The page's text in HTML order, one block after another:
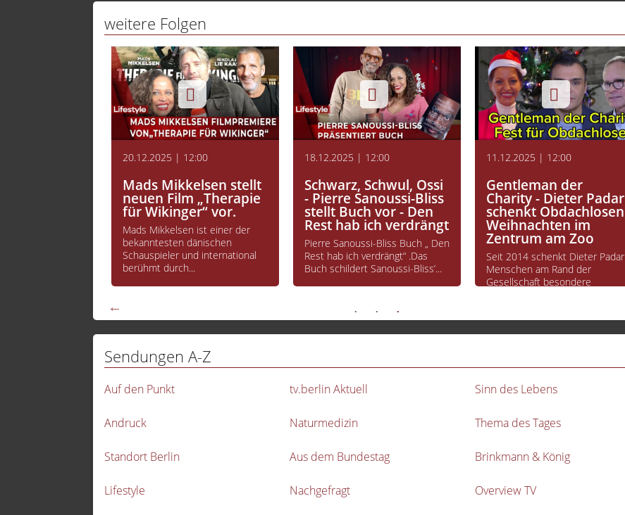
tv.berlin Aktuell
tv.berlin Creative Capital
TVB Buchtipp
Wellness & Gesundheit
Thema Des Tages
weitere Folgen
20.12.2025 | 12:00
Mads Mikkelsen stellt
neuen Film „Therapie
für Wikinger“ vor.
Mads Mikkelsen ist einer der
bekanntesten dänischen
Schauspieler und international
berühmt durch...
18.12.2025 | 12:00
Schwarz, Schwul, Ossi
- Pierre Sanoussi-Bliss
stellt Buch vor - Den
Rest hab ich verdrängt
Pierre Sanoussi-Bliss Buch „ Den
Rest hab ich verdrängt“ .Das
Buch schildert Sanoussi-Bliss’...
11.12.2025 | 12:00
Gentleman der
Charity - Dieter Padar
schenkt Obdachlosen
Weihnachten im
Zentrum am Zoo
Seit 2014 schenkt Dieter Padar
Menschen am Rand der
Gesellschaft besondere
Sendungen A-Z
Auf den Punkt
Andruck
Standort Berlin
Lifestyle
tv.berlin Aktuell
Naturmedizin
Aus dem Bundestag
Nachgefragt
Sinn des Lebens
Thema des Tages
Brinkmann & König
Overview TV